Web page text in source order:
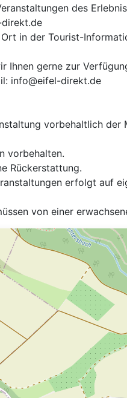
des
in der Tourist-
Ihnen gerne zur
info@eifel-direkt.de
vorbehaltlich
vorbehalten.
Rückerstattung.
erfolgt auf
von einer